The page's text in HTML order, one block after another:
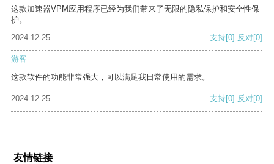
这款加速器VPM应用程序已经为我们带来了无限的隐私保护和安全性保
护。
2024-12-25
支持[0] 反对[0]
游客
这款软件的功能非常强大，可以满足我日常使用的需求。
2024-12-25 支持[0] 反对[0]
友情链接